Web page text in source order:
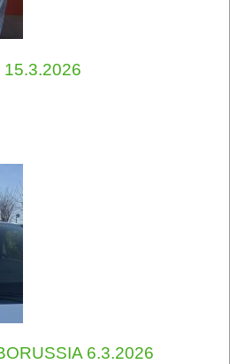
15.3.2026
6.3.2026